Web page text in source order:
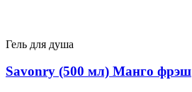
Гель для душа
Savonry (500 мл) Манго фрэш